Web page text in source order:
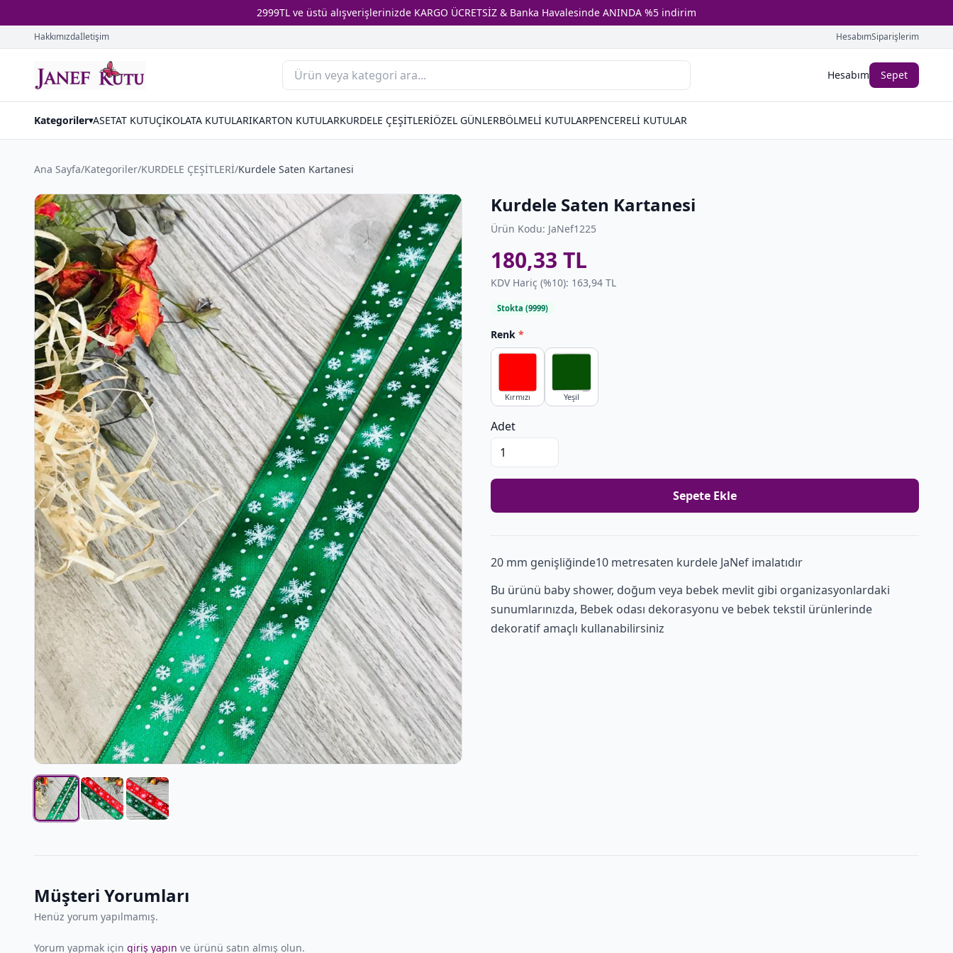
2999TL ve üstü alışverişlerinizde KARGO ÜCRETSİZ & Banka Havalesinde ANINDA %5 indirim
Hakkımızdaİletişim HesabımSiparişlerim
Hesabım Sepet
Kategoriler▾ASETAT KUTUÇİKOLATA KUTULARIKARTON KUTULARKURDELE ÇEŞİTLERİÖZEL GÜNLERBÖLMELİ KUTULARPENCERELİ KUTULAR
Ana Sayfa/Kategoriler/KURDELE ÇEŞİTLERİ/Kurdele Saten Kartanesi
Kurdele Saten Kartanesi
Ürün Kodu: JaNef1225
180,33 TL
KDV Hariç (%10): 163,94 TL
Stokta (9999)
Renk *
Kırmızı Yeşil
Adet
Sepete Ekle
20 mm genişliğinde10 metresaten kurdele JaNef imalatıdır
Bu ürünü baby shower, doğum veya bebek mevlit gibi organizasyonlardaki
sunumlarınızda, Bebek odası dekorasyonu ve bebek tekstil ürünlerinde
dekoratif amaçlı kullanabilirsiniz
Müşteri Yorumları
Henüz yorum yapılmamış.
Yorum yapmak için giriş yapın ve ürünü satın almış olun.